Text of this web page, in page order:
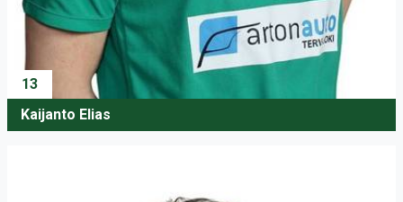
13
Kaijanto Elias